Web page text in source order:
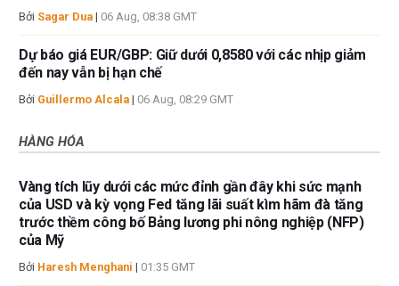
Bởi Sagar Dua | 06 Aug, 08:38 GMT
Dự báo giá EUR/GBP: Giữ dưới 0,8580 với các nhịp giảm
đến nay vẫn bị hạn chế
Bởi Guillermo Alcala | 06 Aug, 08:29 GMT
HÀNG HÓA
Vàng tích lũy dưới các mức đỉnh gần đây khi sức mạnh
của USD và kỳ vọng Fed tăng lãi suất kìm hãm đà tăng
trước thềm công bố Bảng lương phi nông nghiệp (NFP)
của Mỹ
Bởi Haresh Menghani | 01:35 GMT